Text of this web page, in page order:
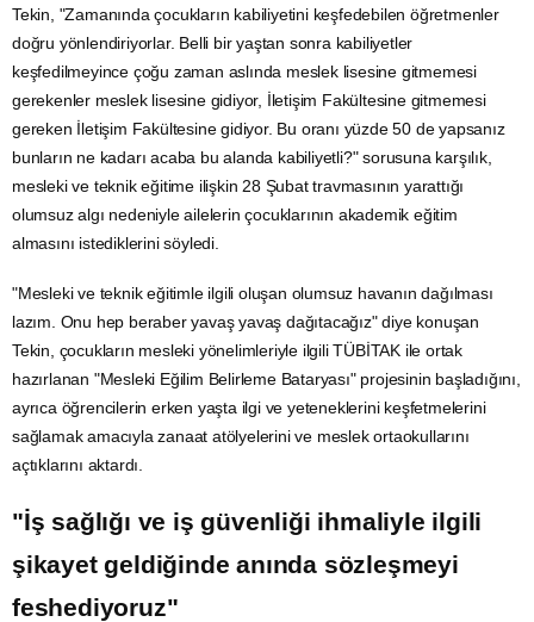
Tekin, "Zamanında çocukların kabiliyetini keşfedebilen öğretmenler
doğru yönlendiriyorlar. Belli bir yaştan sonra kabiliyetler
keşfedilmeyince çoğu zaman aslında meslek lisesine gitmemesi
gerekenler meslek lisesine gidiyor, İletişim Fakültesine gitmemesi
gereken İletişim Fakültesine gidiyor. Bu oranı yüzde 50 de yapsanız
bunların ne kadarı acaba bu alanda kabiliyetli?" sorusuna karşılık,
mesleki ve teknik eğitime ilişkin 28 Şubat travmasının yarattığı
olumsuz algı nedeniyle ailelerin çocuklarının akademik eğitim
almasını istediklerini söyledi.
"Mesleki ve teknik eğitimle ilgili oluşan olumsuz havanın dağılması
lazım. Onu hep beraber yavaş yavaş dağıtacağız" diye konuşan
Tekin, çocukların mesleki yönelimleriyle ilgili TÜBİTAK ile ortak
hazırlanan "Mesleki Eğilim Belirleme Bataryası" projesinin başladığını,
ayrıca öğrencilerin erken yaşta ilgi ve yeteneklerini keşfetmelerini
sağlamak amacıyla zanaat atölyelerini ve meslek ortaokullarını
açtıklarını aktardı.
"İş sağlığı ve iş güvenliği ihmaliyle ilgili
şikayet geldiğinde anında sözleşmeyi
feshediyoruz"